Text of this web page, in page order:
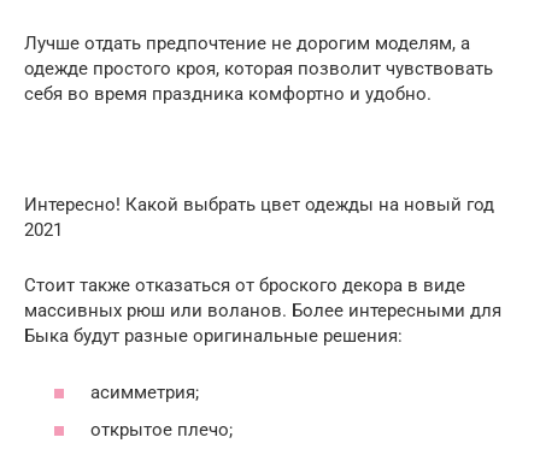
Лучше отдать предпочтение не дорогим моделям, а
одежде простого кроя, которая позволит чувствовать
себя во время праздника комфортно и удобно.
Интересно! Какой выбрать цвет одежды на новый год
2021
Стоит также отказаться от броского декора в виде
массивных рюш или воланов. Более интересными для
Быка будут разные оригинальные решения:
асимметрия;
открытое плечо;